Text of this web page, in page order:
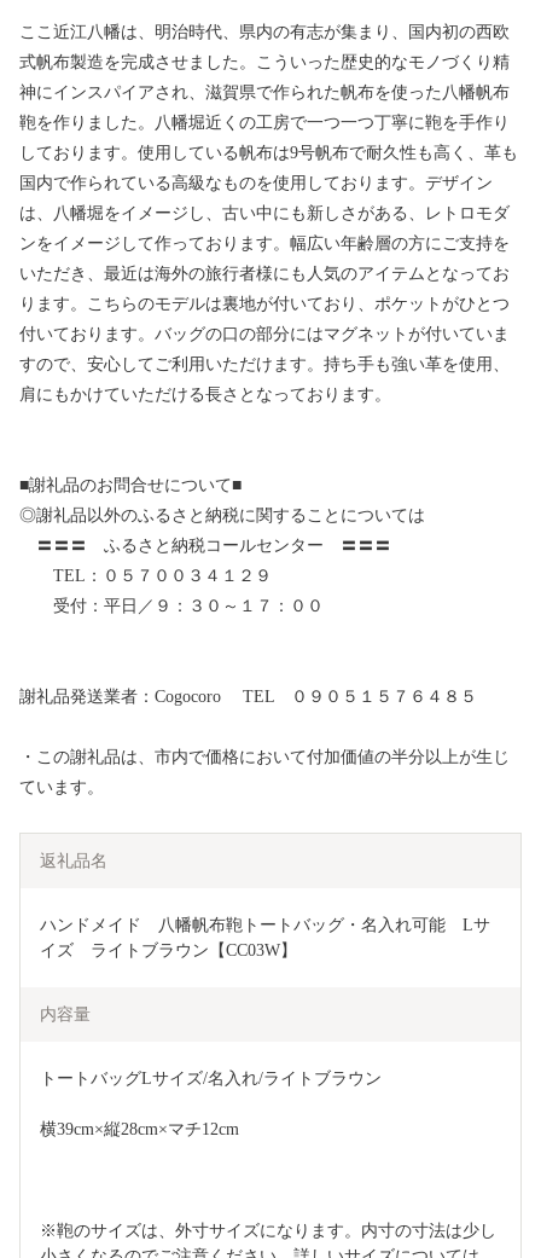
ここ近江八幡は、明治時代、県内の有志が集まり、国内初の西欧
式帆布製造を完成させました。こういった歴史的なモノづくり精
神にインスパイアされ、滋賀県で作られた帆布を使った八幡帆布
鞄を作りました。八幡堀近くの工房で一つ一つ丁寧に鞄を手作り
しております。使用している帆布は9号帆布で耐久性も高く、革も
国内で作られている高級なものを使用しております。デザイン
は、八幡堀をイメージし、古い中にも新しさがある、レトロモダ
ンをイメージして作っております。幅広い年齢層の方にご支持を
いただき、最近は海外の旅行者様にも人気のアイテムとなってお
ります。こちらのモデルは裏地が付いており、ポケットがひとつ
付いております。バッグの口の部分にはマグネットが付いていま
すので、安心してご利用いただけます。持ち手も強い革を使用、
肩にもかけていただける長さとなっております。
■謝礼品のお問合せについて■
◎謝礼品以外のふるさと納税に関することについては
〓〓〓 ふるさと納税コールセンター 〓〓〓
TEL：０５７００３４１２９
受付：平日／９：３０～１７：００
謝礼品発送業者：Cogocoro TEL ０９０５１５７６４８５
・この謝礼品は、市内で価格において付加価値の半分以上が生じ
ています。
返礼品名
ハンドメイド　八幡帆布鞄トートバッグ・名入れ可能　Lサ
イズ　ライトブラウン【CC03W】
内容量
トートバッグLサイズ/名入れ/ライトブラウン
横39cm×縦28cm×マチ12cm
※鞄のサイズは、外寸サイズになります。内寸の寸法は少し